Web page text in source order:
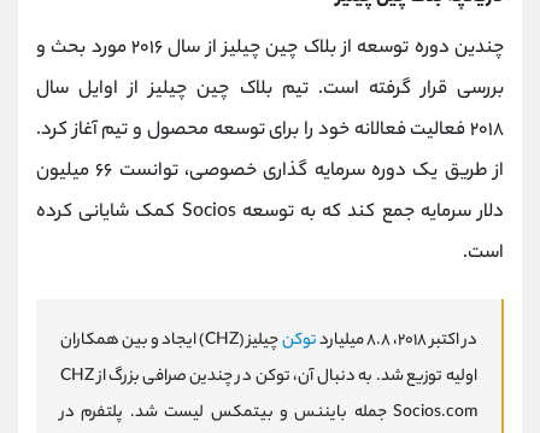
چندین دوره توسعه از بلاک چین چیلیز از سال۲۰۱۶مورد بحث و
بررسی قرار گرفته است. تیم بلاک چین چیلیز از اوایل سال
۲۰۱۸فعالیت فعالانه خود را برای توسعه محصول و تیم آغاز کرد.
از طریق یک دوره سرمایه گذاری خصوصی، توانست ۶۶میلیون
دلار سرمایه جمع کند که به توسعه Socios
کمک شایانی کرده
است.
در اکتبر۲۰۱۸،۸.۸میلیاردتوکنچیلیز(CHZ)
ایجاد و بین همکاران
اولیه توزیع شد. به دنبال آن، توکندر چندین صرافی بزرگ از
جمله بایننس و بیتمکس لیست شد. پلتفرمSocios.com
در